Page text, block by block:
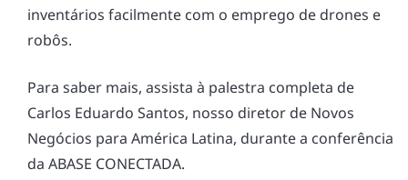
inventários facilmente com o emprego de drones e
robôs.
Para saber mais, assista à palestra completa de
Carlos Eduardo Santos, nosso diretor de Novos
Negócios para América Latina, durante a conferência
da ABASE CONECTADA.